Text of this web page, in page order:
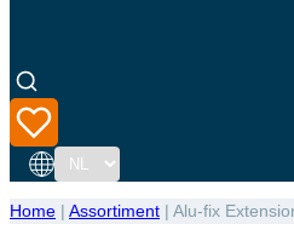
Taal
Home | Assortiment | Alu-fix